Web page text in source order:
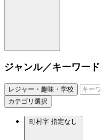
ジャンル／キーワード
レジャー・趣味・学校
カテゴリ選択
町村字 指定なし